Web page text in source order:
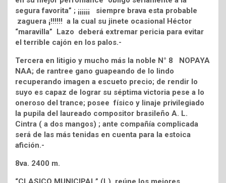
segura favorita” ; ¡¡¡¡¡¡ siempre brava esta probable
zaguera ¡!!!!!! a la cual su jinete ocasional Héctor
“maravilla” Lazo deberá extremar pericia para evitar
el terrible cajón en los palos.-
Tercera en litigio y mucho más la noble N° 8 NOPAYA
NAA; de rantree gano guapeando de lo lindo
recuperando imagen a escueto precio; de rendir lo
suyo es capaz de lograr su séptima victoria pese a lo
oneroso del trance; posee físico y linaje privilegiado
la pupila del laureado compositor brasileño A. L.
Cintra ( a dos mangos) ; ante compañía complicada
será de las más tenidas en cuenta para la estoica
afición.-
8va. 2400 m.